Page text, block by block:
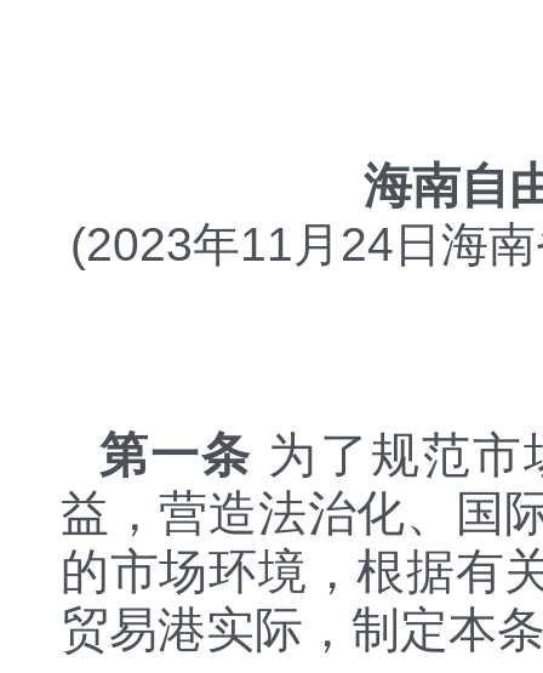
海南自
(2023年11月24日海
第一条 为了规范市
益，营造法治化、国
的市场环境，根据有
贸易港实际，制定本